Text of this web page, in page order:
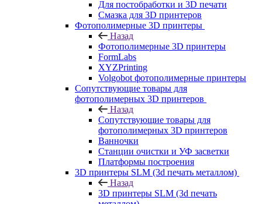
Для постобработки и 3D печати
Смазка для 3D принтеров
Фотополимерные 3D принтеры
Назад
Фотополимерные 3D принтеры
FormLabs
XYZPrinting
Volgobot фотополимерные принтеры
Сопутствующие товары для
фотополимерных 3D принтеров
Назад
Сопутствующие товары для
фотополимерных 3D принтеров
Ванночки
Станции очистки и УФ засветки
Платформы построения
3D принтеры SLM (3d печать металлом)
Назад
3D принтеры SLM (3d печать